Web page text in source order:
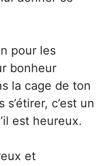
pour les
bonheur
la cage de ton
c’est un
est heureux.
et